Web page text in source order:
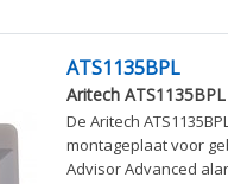
ATS1135BPL
Aritech
De Aritech
montageplaat voor
Advisor Advanced